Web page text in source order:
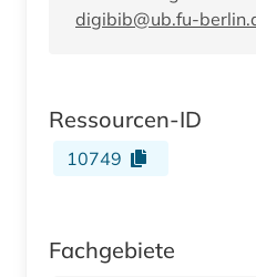
digibib@ub.fu-
Ressourcen-ID
10749
Fachgebiete